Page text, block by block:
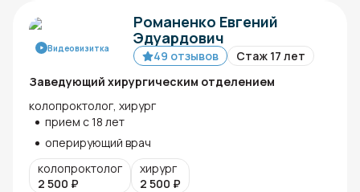
Видеовизитка
Романенко Евгений
Эдуардович
49 отзывов
Стаж 17 лет
Заведующий хирургическим отделением
колопроктолог, хирург
прием с 18 лет
оперирующий врач
колопроктолог
2 500 ₽
хирург
2 500 ₽